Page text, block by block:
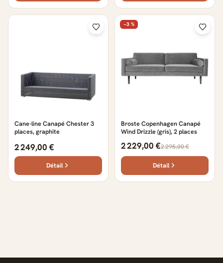
Cane-line Canapé Chester 3
places, graphite
2 249,00 €
Détail
−3 %
Broste Copenhagen Canapé
Wind Drizzle (gris), 2 places
2 229,00 €2 295,00 €
Détail